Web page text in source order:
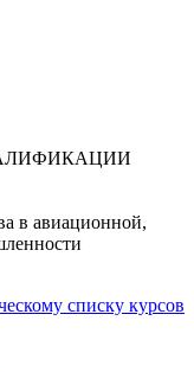
в авиационной,
списку курсов